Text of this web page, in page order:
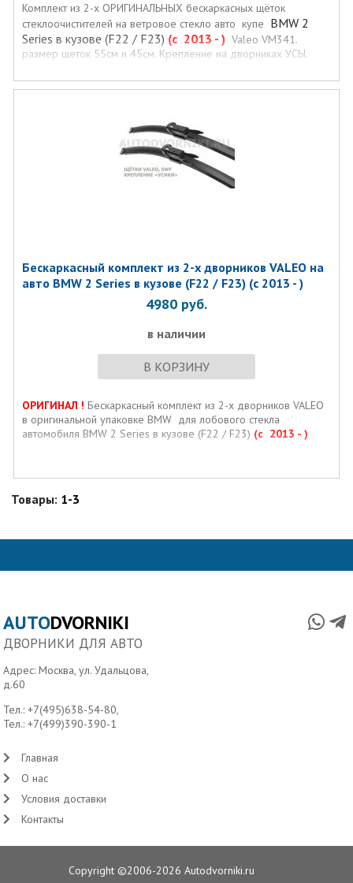
Комплект из 2-х ОРИГИНАЛЬНЫХ бескаркасных щёток
стеклоочистителей на ветровое стекло авто купе BMW 2
Series в кузове (F22 / F23) (с 2013 - ) Valeo VM341.
размер щеток 55см и 45см. Крепление на дворниках УСЫ.
Бескаркасный комплект из 2-х дворников VALEO на
авто BMW 2 Series в кузове (F22 / F23) (с 2013 - )
4980 руб.
в наличии
В КОРЗИНУ
ОРИГИНАЛ ! Бескаркасный комплект из 2-х дворников VALEO
в оригинальной упаковке BMW для лобового стекла
автомобиля BMW 2 Series в кузове (F22 / F23) (с 2013 - )
Товары: 1-3
AUTODVORNIKI
ДВОРНИКИ ДЛЯ АВТО
Адрес: Москва, ул. Удальцова,
д.60
Тел.:+7(495)638-54-80,
Тел.:+7(499)390-390-1
Главная
О нас
Условия доставки
Контакты
Copyright ©2006-2026 Autodvorniki.ru